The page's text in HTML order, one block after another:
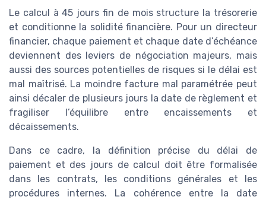
Le calcul à 45 jours fin de mois structure la trésorerie
et conditionne la solidité financière. Pour un directeur
financier, chaque paiement et chaque date d’échéance
deviennent des leviers de négociation majeurs, mais
aussi des sources potentielles de risques si le délai est
mal maîtrisé. La moindre facture mal paramétrée peut
ainsi décaler de plusieurs jours la date de règlement et
fragiliser l’équilibre entre encaissements et
décaissements.
Dans ce cadre, la définition précise du délai de
paiement et des jours de calcul doit être formalisée
dans les contrats, les conditions générales et les
procédures internes. La cohérence entre la date